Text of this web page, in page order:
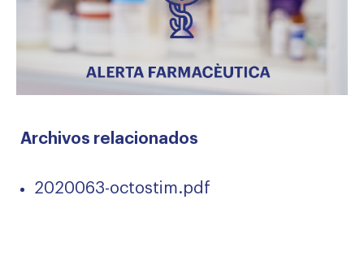
Archivos relacionados
2020063-octostim.pdf